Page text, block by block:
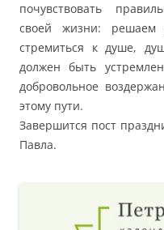
почувствовать
своей жизни:
стремиться к душе,
должен быть
добровольное
этому пути.
Завершится пост
Павла.